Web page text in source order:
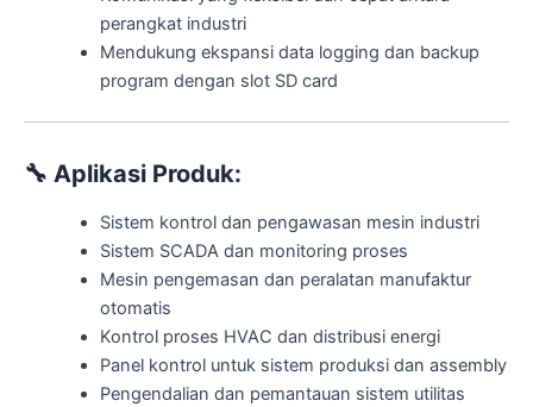
perangkat industri
Mendukung ekspansi data logging dan backup
program dengan slot SD card
🔧 Aplikasi Produk:
Sistem kontrol dan pengawasan mesin industri
Sistem SCADA dan monitoring proses
Mesin pengemasan dan peralatan manufaktur
otomatis
Kontrol proses HVAC dan distribusi energi
Panel kontrol untuk sistem produksi dan assembly
Pengendalian dan pemantauan sistem utilitas